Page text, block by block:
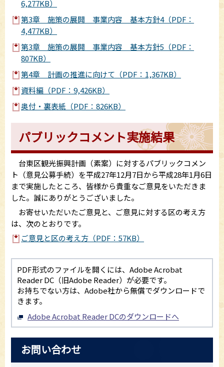
6,277KB）
第3章 施策の展開 事業内容 基本方針4（PDF：
4,477KB）
第3章 施策の展開 事業内容 基本方針5（PDF：
807KB）
第4章 計画の推進に向けて（PDF：1,367KB）
資料編（PDF：9,426KB）
奥付・裏表紙（PDF：826KB）
パブリックコメント実施結果
台東区観光振興計画（素案）に対するパブリックコメン
ト（意見公募手続）を平成27年12月7日から平成28年1月6日
まで実施したところ、皆様から貴重なご意見をいただきま
した。誠にありがとうございました。
お寄せいただいたご意見と、ご意見に対する区の考え方
は、次のとおりです。
ご意見と区の考え方（PDF：57KB）
PDF形式のファイルを開くには、Adobe Acrobat
Reader DC（旧Adobe Reader）が必要です。
お持ちでない方は、Adobe社から無償でダウンロードで
きます。
Adobe Acrobat Reader DCのダウンロードへ
お問い合わせ